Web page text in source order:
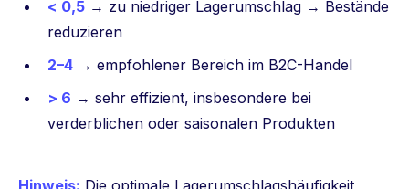
< 0,5 → zu niedriger Lagerumschlag → Bestände
reduzieren
2–4 → empfohlener Bereich im B2C-Handel
> 6 → sehr effizient, insbesondere bei
verderblichen oder saisonalen Produkten
Hinweis: Die optimale Lagerumschlagshäufigkeit